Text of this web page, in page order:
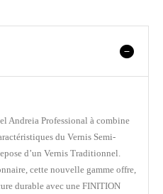
Andreia Professional à combine
du Vernis Semi-
d’un Vernis Traditionnel.
cette nouvelle gamme offre,
durable avec une FINITION